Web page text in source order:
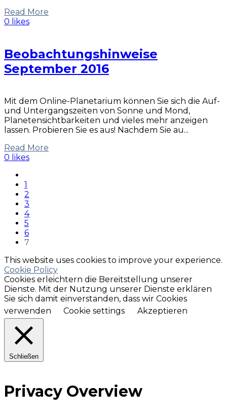
Read More
0 likes
Beobachtungshinweise
September 2016
Mit dem Online-Planetarium können Sie sich die Auf-
und Untergangszeiten von Sonne und Mond,
Planetensichtbarkeiten und vieles mehr anzeigen
lassen. Probieren Sie es aus! Nachdem Sie au...
Read More
0 likes
1
2
3
4
5
6
7
This website uses cookies to improve your experience.
Cookie Policy
Cookies erleichtern die Bereitstellung unserer
Dienste. Mit der Nutzung unserer Dienste erklären
Sie sich damit einverstanden, dass wir Cookies
verwenden
Cookie settings Akzeptieren
Schließen
Privacy Overview